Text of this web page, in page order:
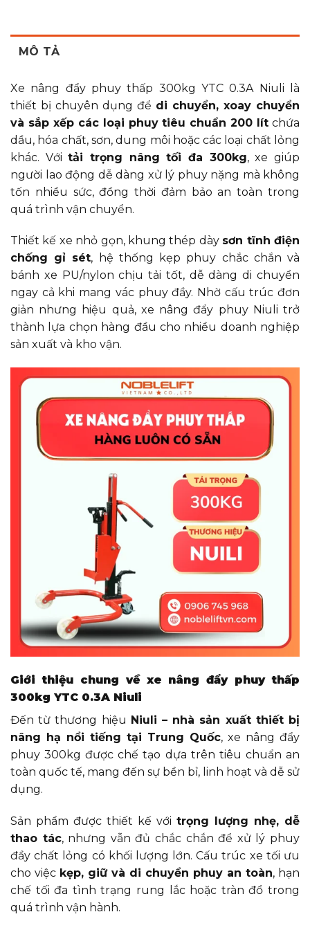
MÔ TẢ
Xe nâng đẩy phuy thấp 300kg YTC 0.3A Niuli là
thiết bị chuyên dụng để di chuyển, xoay chuyển
và sắp xếp các loại phuy tiêu chuẩn 200 lít chứa
dầu, hóa chất, sơn, dung môi hoặc các loại chất lỏng
khác. Vớitải trọng nâng tối đa 300kg, xe giúp
người lao động dễ dàng xử lý phuy nặng mà không
tốn nhiều sức, đồng thời đảm bảo an toàn trong
quá trình vận chuyển.
Thiết kế xe nhỏ gọn, khung thép dày sơn tĩnh điện
chống gỉ sét, hệ thống kẹp phuy chắc chắn và
bánh xe PU/nylon chịu tải tốt, dễ dàng di chuyển
ngay cả khi mang vác phuy đầy. Nhờ cấu trúc đơn
giản nhưng hiệu quả, xe nâng đẩy phuy Niuli trở
thành lựa chọn hàng đầu cho nhiều doanh nghiệp
sản xuất và kho vận.
Giới thiệu chung về xe nâng đẩy phuy thấp
300kg YTC 0.3A Niuli
Đến từ thương hiệu Niuli – nhà sản xuất thiết bị
nâng hạ nổi tiếng tại Trung Quốc, xe nâng đẩy
phuy 300kg được chế tạo dựa trên tiêu chuẩn an
toàn quốc tế, mang đến sự bền bỉ, linh hoạt và dễ sử
dụng.
Sản phẩm được thiết kế với trọng lượng nhẹ, dễ
thao tác, nhưng vẫn đủ chắc chắn để xử lý phuy
đầy chất lỏng có khối lượng lớn. Cấu trúc xe tối ưu
cho việc kẹp, giữ và di chuyển phuy an toàn, hạn
chế tối đa tình trạng rung lắc hoặc tràn đổ trong
quá trình vận hành.